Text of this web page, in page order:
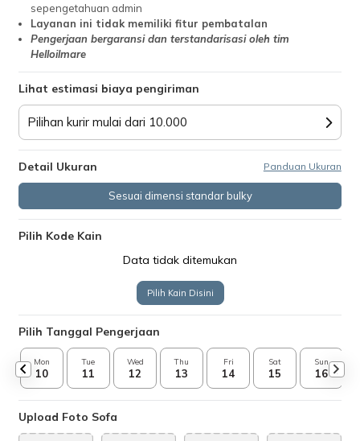
sepengetahuan admin
Layanan ini tidak memiliki fitur pembatalan
Pengerjaan bergaransi dan terstandarisasi oleh tim
Helloilmare
Lihat estimasi biaya pengiriman
Pilihan kurir mulai dari 10.000
Detail Ukuran Panduan Ukuran
Sesuai dimensi standar bulky
Pilih Kode Kain
Data tidak ditemukan
Pilih Kain Disini
Pilih Tanggal Pengerjaan
Mon
10
Tue
11
Wed
12
Thu
13
Fri
14
Sat
15
Sun
16
Upload Foto Sofa